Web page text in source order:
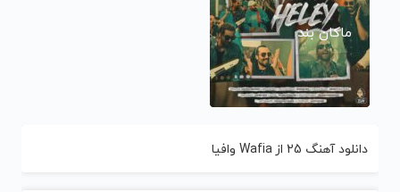
ماکان بند
دانلود آهنگ 25 از Wafia وافیا